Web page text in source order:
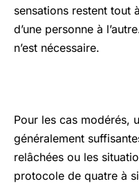
sensations restent tout
d’une personne à
n’est nécessaire.
Pour les cas modérés,
généralement
relâchées ou les
protocole de quatre à